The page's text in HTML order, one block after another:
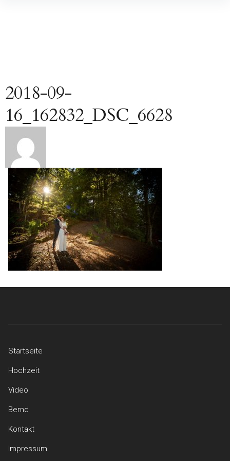
2018-09-
16_162832_DSC_6628
Beitragsnavigation
Startseite
Hochzeit
Video
Bernd
Kontakt
Impressum